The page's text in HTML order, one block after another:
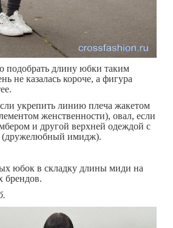
подобрать длину юбки таким
не казалась короче, а фигура
укрепить линию плеча жакетом
женственности), овал, если
и другой верхней одеждой с
(дружелюбный имидж).
юбок в складку длины миди на
брендов.